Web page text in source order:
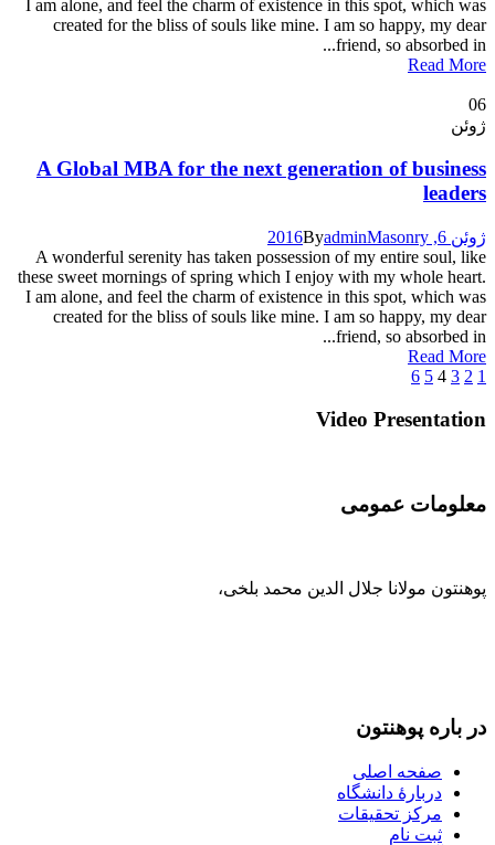
I am alone, and feel the charm of existence in this spot, which was
created for the bliss of souls like mine. I am so happy, my dear
friend, so absorbed in...
Read More
06
ژوئن
A Global MBA for the next generation of business
leaders
ژوئن 6, 2016 ByadminMasonry
A wonderful serenity has taken possession of my entire soul, like
these sweet mornings of spring which I enjoy with my whole heart.
I am alone, and feel the charm of existence in this spot, which was
created for the bliss of souls like mine. I am so happy, my dear
friend, so absorbed in...
Read More
1
2
3
4
5
6
Video Presentation
معلومات عمومی
پوهنتون مولانا جلال الدین محمد بلخی،
در باره‌ پوهنتون
صفحه اصلی
دربارۀ‌ دانشگاه
مرکز تحقیقات
ثبت نام